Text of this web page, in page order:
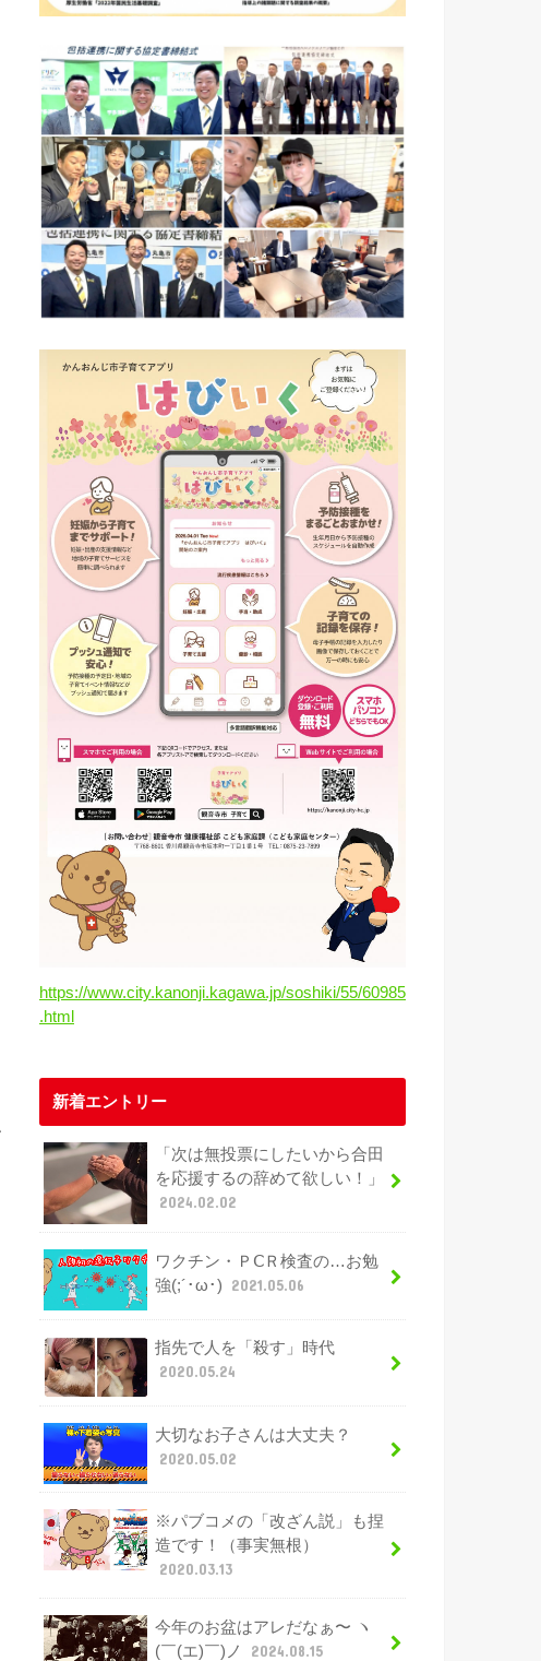
https://www.city.kanonji.kagawa.jp/soshiki/55/60985
.html
新着エントリー
「次は無投票にしたいから合田
を応援するの辞めて欲しい！」
2024.02.02
ワクチン・ＰⅭＲ検査の…お勉
強(;´･ω･)
2021.05.06
指先で人を「殺す」時代
2020.05.24
大切なお子さんは大丈夫？
2020.05.02
※パブコメの「改ざん説」も捏
造です！（事実無根）
2020.03.13
今年のお盆はアレだなぁ〜 ヽ
(￣(エ)￣)ノ
2024.08.15